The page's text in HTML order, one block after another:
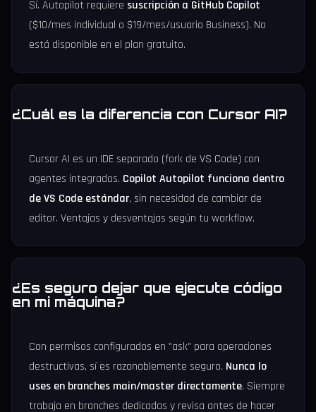
Sí. Autopilot requiere suscripción a GitHub Copilot
($10/mes individual o $19/mes/usuario Business). No
está disponible en el plan gratuito.
¿Cuál es la diferencia con Cursor AI?
Cursor AI es un IDE separado (fork de VS Code) con
agentes integrados. Copilot Autopilot funciona dentro
de VS Code estándar, sin necesidad de cambiar de
editor. Ventajas y desventajas según tu workflow.
¿Es seguro dejar que ejecute código
en mi máquina?
Con permisos configurados en "ask" para operaciones
destructivas, sí es razonablemente seguro. Nunca lo
uses en branches main/master directamente. Siempre
trabaja en branches dedicadas y revisa antes de hacer